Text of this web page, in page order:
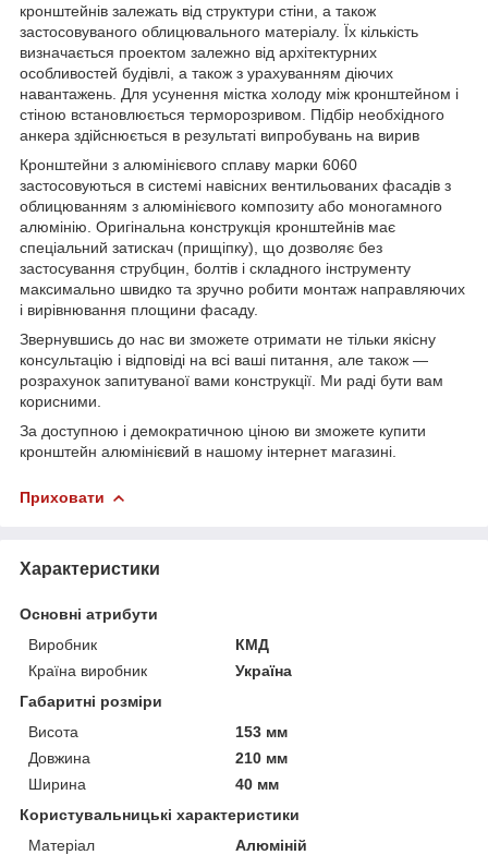
кронштейнів залежать від структури стіни, а також
застосовуваного облицювального матеріалу. Їх кількість
визначається проектом залежно від архітектурних
особливостей будівлі, а також з урахуванням діючих
навантажень. Для усунення містка холоду між кронштейном і
стіною встановлюється терморозривом. Підбір необхідного
анкера здійснюється в результаті випробувань на вирив
Кронштейни з алюмінієвого сплаву марки 6060
застосовуються в системі навісних вентильованих фасадів з
облицюванням з алюмінієвого композиту або моногамного
алюмінію. Оригінальна конструкція кронштейнів має
спеціальний затискач (прищіпку), що дозволяє без
застосування струбцин, болтів і складного інструменту
максимально швидко та зручно робити монтаж направляючих
і вирівнювання площини фасаду.
Звернувшись до нас ви зможете отримати не тільки якісну
консультацію і відповіді на всі ваші питання, але також ―
розрахунок запитуваної вами конструкції. Ми раді бути вам
корисними.
За доступною і демократичною ціною ви зможете купити
кронштейн алюмінієвий в нашому інтернет магазині.
Приховати
Характеристики
Основні атрибути
Виробник
КМД
Країна виробник
Україна
Габаритні розміри
Висота
153 мм
Довжина
210 мм
Ширина
40 мм
Користувальницькі характеристики
Матеріал
Алюміній